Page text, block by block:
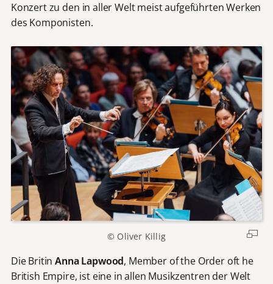
Konzert zu den in aller Welt meist aufgeführten Werken
des Komponisten.
© Oliver Killig
Die BritinAnna Lapwood, Member of the Order oft he
British Empire, ist eine in allen Musikzentren der Welt